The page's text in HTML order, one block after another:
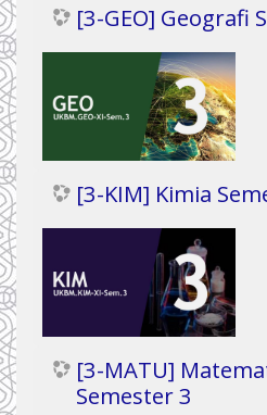
[3-GEO] Geografi
[3-KIM] Kimia
[3-MATU]
Semester 3